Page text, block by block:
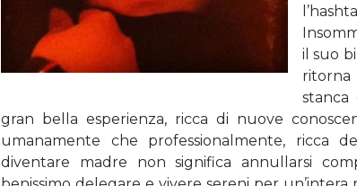
il suo
stanca
gran bella esperienza, ricca di nuove
umanamente che professionalmente, ricca
diventare madre non significa annullarsi